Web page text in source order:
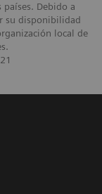
Debido a
su disponibilidad
local de